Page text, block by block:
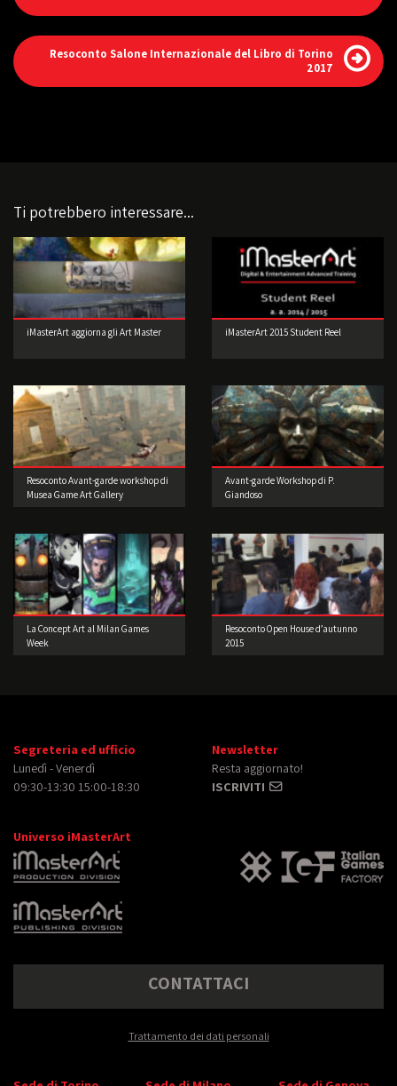
Resoconto Salone Internazionale del Libro di Torino
2017
Ti potrebbero interessare...
iMasterArt aggiorna gli Art Master iMasterArt 2015 Student Reel
Resoconto Avant-garde workshop di
Musea Game Art Gallery
Avant-garde Workshop di P.
Giandoso
La Concept Art al Milan Games
Week
Resoconto Open House d’autunno
2015
Segreteria ed ufficio
Lunedì - Venerdì
09:30-13:30 15:00-18:30
Newsletter
Resta aggiornato!
ISCRIVITI
Universo iMasterArt
CONTATTACI
Trattamento dei dati personali